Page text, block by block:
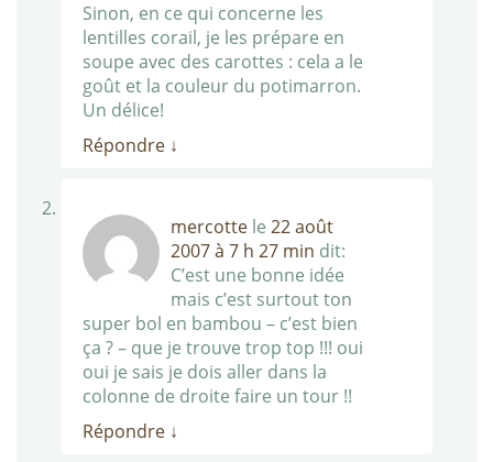
Sinon, en ce qui concerne les
lentilles corail, je les prépare en
soupe avec des carottes : cela a le
goût et la couleur du potimarron.
Un délice!
Répondre ↓
mercotte le 22 août
2007 à 7 h 27 min dit:
C’est une bonne idée
mais c’est surtout ton
super bol en bambou – c’est bien
ça ? – que je trouve trop top !!! oui
oui je sais je dois aller dans la
colonne de droite faire un tour !!
Répondre ↓